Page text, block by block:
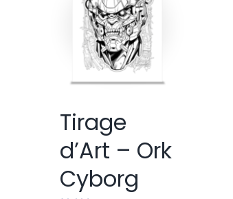
Tirage
d’Art – Ork
Cyborg